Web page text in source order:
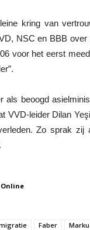
kring van
NSC en BBB
voor het eerst
als beoogd
VVD-leider Dilan
Zo sprak
Faber